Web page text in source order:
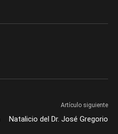
Artículo siguiente
Natalicio del Dr. José Gregorio